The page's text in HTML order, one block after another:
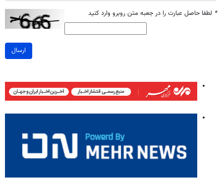
* لطفا حاصل عبارت را در جعبه متن روبرو وارد کنید
ارسال